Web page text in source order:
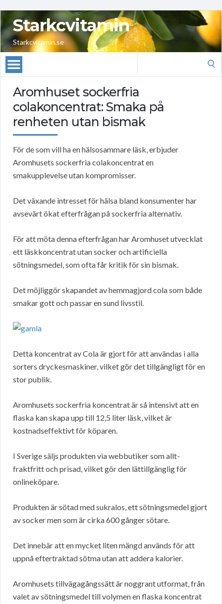
Starkcvitamin
Starkcvitamin.se
Aromhuset sockerfria
colakoncentrat: Smaka på
renheten utan bismak
För de som vill ha en hälsosammare läsk, erbjuder
Aromhusets sockerfria colakoncentrat en
smakupplevelse utan kompromisser.
Det växande intresset för hälsa bland konsumenter har
avsevärt ökat efterfrågan på sockerfria alternativ.
För att möta denna efterfrågan har Aromhuset utvecklat
ett läskkoncentrat utan socker och artificiella
sötningsmedel, som ofta får kritik för sin bismak.
Det möjliggör skapandet av hemmagjord cola som både
smakar gott och passar en sund livsstil.
Detta koncentrat av Cola är gjort för att användas i alla
sorters dryckesmaskiner, vilket gör det tillgängligt för en
stor publik.
Aromhusets sockerfria koncentrat är så intensivt att en
flaska kan skapa upp till 12,5 liter läsk, vilket är
kostnadseffektivt för köparen.
I Sverige säljs produkten via webbutiker som allt-
fraktfritt och prisad, vilket gör den lättillgänglig för
onlineköpare.
Produkten är sötad med sukralos, ett sötningsmedel gjort
av socker men som är cirka 600 gånger sötare.
Det innebär att en mycket liten mängd används för att
uppnå eftertraktad sötma utan att addera kalorier.
Aromhusets tillvägagångssätt är noggrant utformat, från
valet av sötningsmedel till volymen en flaska koncentrat